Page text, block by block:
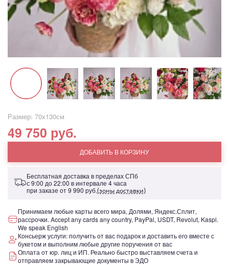
Размер: 70х130см
49 750 руб.
ДОБАВИТЬ В КОРЗИНУ
Бесплатная доставка в пределах СПб
с 9:00 до 22:00 в интервале 4 часа
при заказе от9 990 руб.(зоны доставки)
Принимаем любые карты всего мира, Долями, Яндекс.Сплит,
рассрочки. Accept any cards any country, PayPal, USDT, Revolut, Kaspi.
We speak English
Консьерж услуги: получить от вас подарок и доставить его вместе с
букетом и выполним любые другие поручения от вас
Оплата от юр. лиц и ИП. Реально быстро выставляем счета и
отправляем закрывающие документы в ЭДО